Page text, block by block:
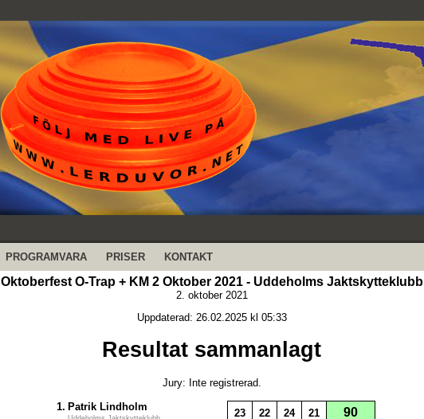
PROGRAMVARA PRISER KONTAKT
Oktoberfest O-Trap + KM 2 Oktober 2021 - Uddeholms Jaktskytteklubb
2. oktober 2021
Uppdaterad: 26.02.2025 kl 05:33
Resultat sammanlagt
Jury: Inte registrerad.
1. Patrik Lindholm
23 22 24 21 90